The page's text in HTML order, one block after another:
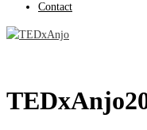
Contact